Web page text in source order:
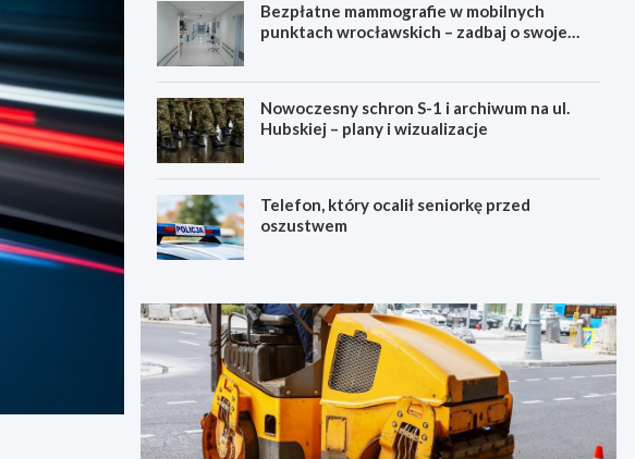
Bezpłatne mammografie w mobilnych
punktach wrocławskich – zadbaj o swoje
Nowoczesny schron S-1 i archiwum na ul.
Hubskiej – plany i wizualizacje
Telefon, który ocalił seniorkę przed
oszustwem